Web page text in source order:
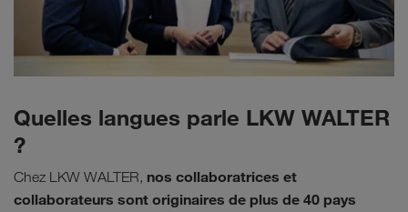
Quelles langues parle LKW WALTER
?
Chez LKW WALTER, nos collaboratrices et
collaborateurs sont originaires de plus de 40 pays